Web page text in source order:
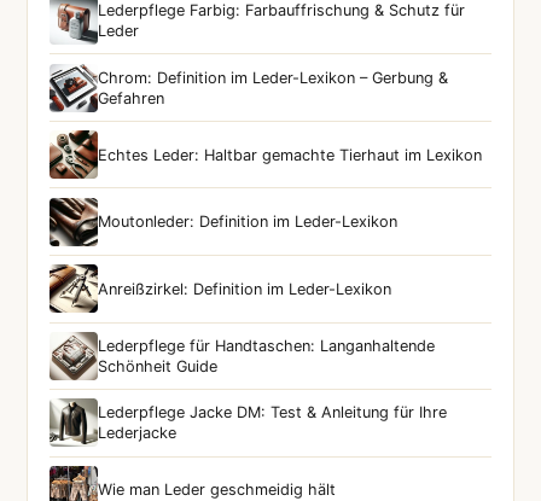
Lederpflege Farbig: Farbauffrischung & Schutz für
Leder
Chrom: Definition im Leder-Lexikon – Gerbung &
Gefahren
Echtes Leder: Haltbar gemachte Tierhaut im Lexikon
Moutonleder: Definition im Leder-Lexikon
Anreißzirkel: Definition im Leder-Lexikon
Lederpflege für Handtaschen: Langanhaltende
Schönheit Guide
Lederpflege Jacke DM: Test & Anleitung für Ihre
Lederjacke
Wie man Leder geschmeidig hält